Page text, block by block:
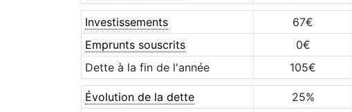
Investissements 67€
Emprunts souscrits
0€
Dette à la fin de l'année
105€
Évolution de la dette 25%